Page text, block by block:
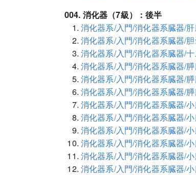
004. 消化器（7級）：後半
消化器系/入門/消化器系臓器/
消化器系/入門/消化器系臓器/
消化器系/入門/消化器系臓器/
消化器系/入門/消化器系臓器/
消化器系/入門/消化器系臓器/
消化器系/入門/消化器系臓器/
消化器系/入門/消化器系臓器/
消化器系/入門/消化器系臓器/
消化器系/入門/消化器系臓器/
消化器系/入門/消化器系臓器/
消化器系/入門/消化器系臓器/
消化器系/入門/消化器系臓器/